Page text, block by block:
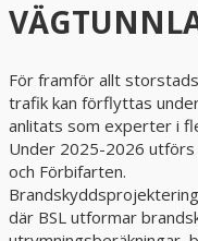
För framför allt
trafik kan förflyttas
anlitats som experter i
Under 2025-2026 utförs
och Förbifarten.
där BSL utformar